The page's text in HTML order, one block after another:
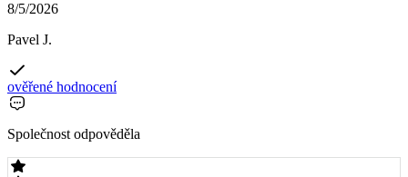
8/5/2026
Pavel J.
ověřené hodnocení
Společnost odpověděla